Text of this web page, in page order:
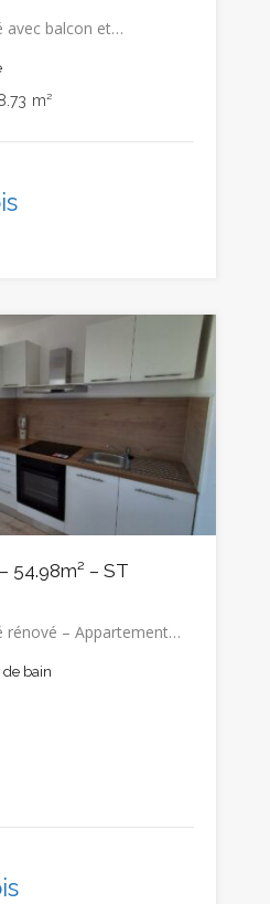
avec balcon et…
m²
54.98m² – ST
rénové – Appartement…
de bain